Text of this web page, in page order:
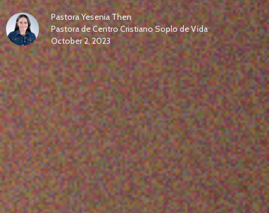
Pastora Yesenia Then
Pastora de Centro Cristiano Soplo de Vida
October 2, 2023